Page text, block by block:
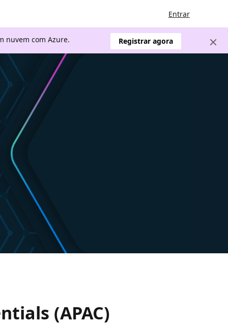
Entrar
nuvem com Azure. Registrar agora
(APAC)